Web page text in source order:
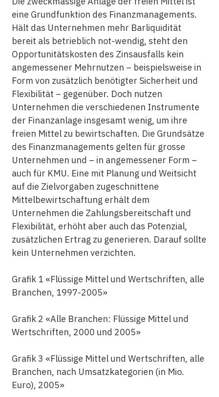
eine Grundfunktion des Finanzmanagements.
Hält das Unternehmen mehr Barliquidität
bereit als betrieblich not-wendig, steht den
Opportunitätskosten des Zinsausfalls kein
angemessener Mehrnutzen – beispielsweise in
Form von zusätzlich benötigter Sicherheit und
Flexibilität – gegenüber. Doch nutzen
Unternehmen die verschiedenen Instrumente
der Finanzanlage insgesamt wenig, um ihre
freien Mittel zu bewirtschaften. Die Grundsätze
des Finanzmanagements gelten für grosse
Unternehmen und – in angemessener Form –
auch für KMU. Eine mit Planung und Weitsicht
auf die Zielvorgaben zugeschnittene
Mittelbewirtschaftung erhält dem
Unternehmen die Zahlungsbereitschaft und
Flexibilität, erhöht aber auch das Potenzial,
zusätzlichen Ertrag zu generieren. Darauf sollte
kein Unternehmen verzichten.
Grafik 1 «Flüssige Mittel und Wertschriften, alle
Branchen, 1997-2005»
Grafik 2 «Alle Branchen: Flüssige Mittel und
Wertschriften, 2000 und 2005»
Grafik 3 «Flüssige Mittel und Wertschriften, alle
Branchen, nach Umsatzkategorien (in Mio.
Euro), 2005»